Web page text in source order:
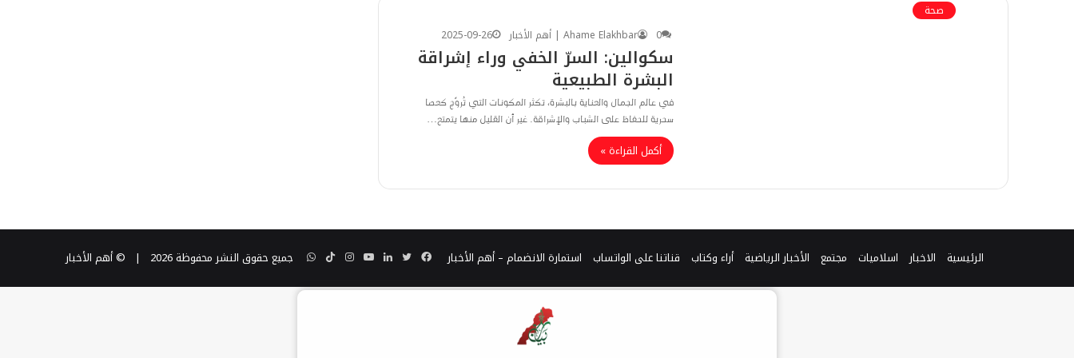
صحة
Ahame Elakhbar | أهم الأخبار
2025-09-26 0
سكوالين: السرّ الخفي وراء إشراقة
البشرة الطبيعية
في عالم الجمال والعناية بالبشرة، تكثر المكونات التي تُروَّج كعصا
سحرية للحفاظ على الشباب والإشراقة. غير أن القليل منها يتمتع…
أكمل القراءة »
جميع حقوق النشر محفوظة 2026 | © أهم الأخبار الرئيسية الاخبار اسلاميات مجتمع الأخبار الرياضية أراء وكتاب قناتنا على الواتساب استمارة الانضمام – أهم الأخبار فيسبوك
تويتر لينكدإنيوتيوبانستقرامTikTokواتساب